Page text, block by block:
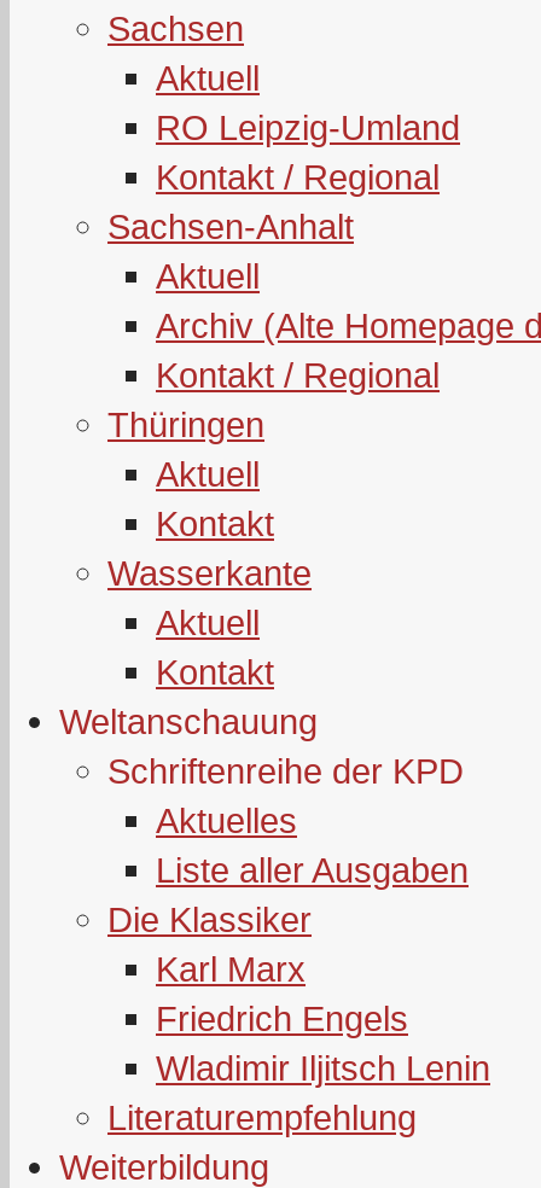
Sachsen
Aktuell
RO Leipzig-Umland
Kontakt / Regional
Sachsen-Anhalt
Aktuell
Archiv (Alte Homepage
Kontakt / Regional
Thüringen
Aktuell
Kontakt
Wasserkante
Aktuell
Kontakt
Weltanschauung
Schriftenreihe der KPD
Aktuelles
Liste aller Ausgaben
Die Klassiker
Karl Marx
Friedrich Engels
Wladimir Iljitsch Lenin
Literaturempfehlung
Weiterbildung